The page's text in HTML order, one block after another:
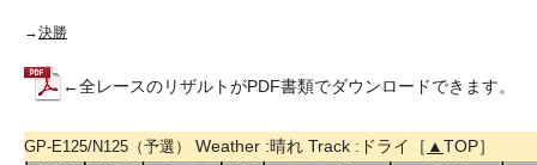
→決勝
←全レースのリザルトがPDF書類でダウンロードできます。
GP-E125/N125（予選） Weather :晴れ Track :ドライ［ ▲TOP］